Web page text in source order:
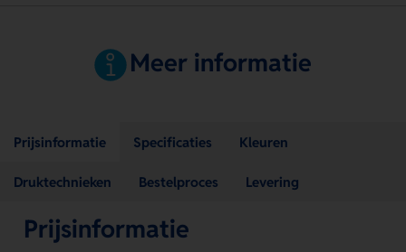
Meer informatie
Prijsinformatie Specificaties Kleuren
Druktechnieken Bestelproces Levering
Prijsinformatie